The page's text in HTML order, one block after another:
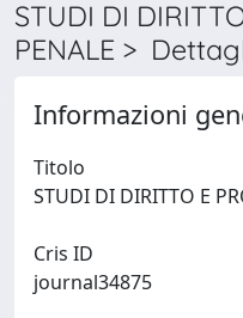
STUDI DI
PENALE >
Informazioni
Titolo
Cris ID